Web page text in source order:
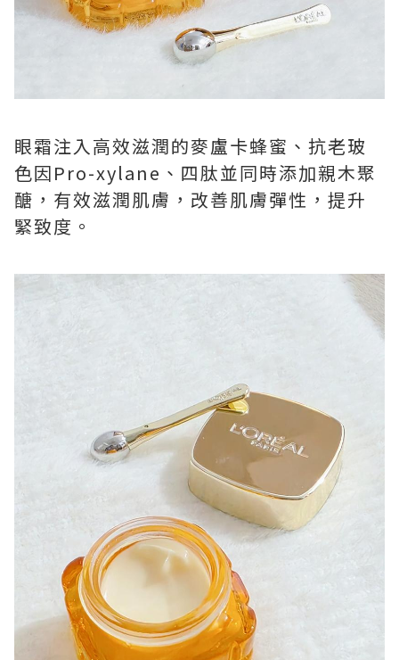
眼霜注入高效滋潤的麥盧卡蜂蜜、抗老玻
色因Pro-xylane、四肽並同時添加親木聚
醣，有效滋潤肌膚，改善肌膚彈性，提升
緊致度。